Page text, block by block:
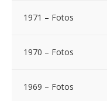
1971 – Fotos
1970 – Fotos
1969 – Fotos